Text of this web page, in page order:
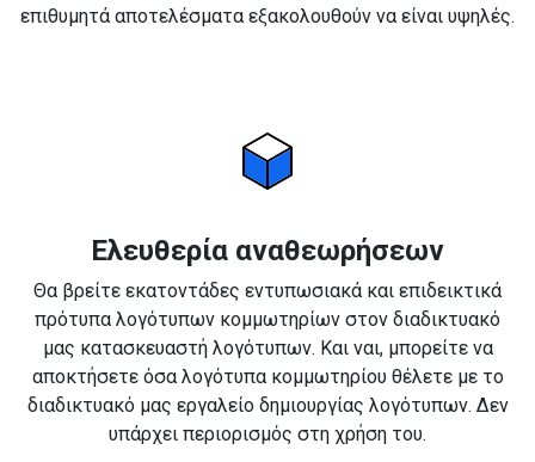
επιθυμητά αποτελέσματα εξακολουθούν να είναι υψηλές.
Ελευθερία αναθεωρήσεων
Θα βρείτε εκατοντάδες εντυπωσιακά και επιδεικτικά
πρότυπα λογότυπων κομμωτηρίων στον διαδικτυακό
μας κατασκευαστή λογότυπων. Και ναι, μπορείτε να
αποκτήσετε όσα λογότυπα κομμωτηρίου θέλετε με το
διαδικτυακό μας εργαλείο δημιουργίας λογότυπων. Δεν
υπάρχει περιορισμός στη χρήση του.